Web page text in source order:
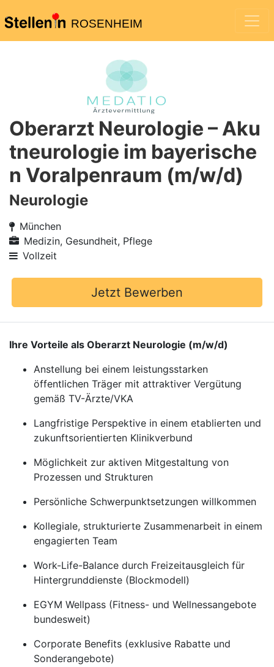
ROSENHEIM
Oberarzt Neurologie – Aku
tneurologie im bayerische
n Voralpenraum (m/w/d)
Neurologie
München
Medizin, Gesundheit, Pflege
Vollzeit
Jetzt Bewerben
Ihre Vorteile als Oberarzt Neurologie (m/w/d)
Anstellung bei einem leistungsstarken
öffentlichen Träger mit attraktiver Vergütung
gemäß TV-Ärzte/VKA
Langfristige Perspektive in einem etablierten und
zukunftsorientierten Klinikverbund
Möglichkeit zur aktiven Mitgestaltung von
Prozessen und Strukturen
Persönliche Schwerpunktsetzungen willkommen
Kollegiale, strukturierte Zusammenarbeit in einem
engagierten Team
Work-Life-Balance durch Freizeitausgleich für
Hintergrunddienste (Blockmodell)
EGYM Wellpass (Fitness- und Wellnessangebote
bundesweit)
Corporate Benefits (exklusive Rabatte und
Sonderangebote)